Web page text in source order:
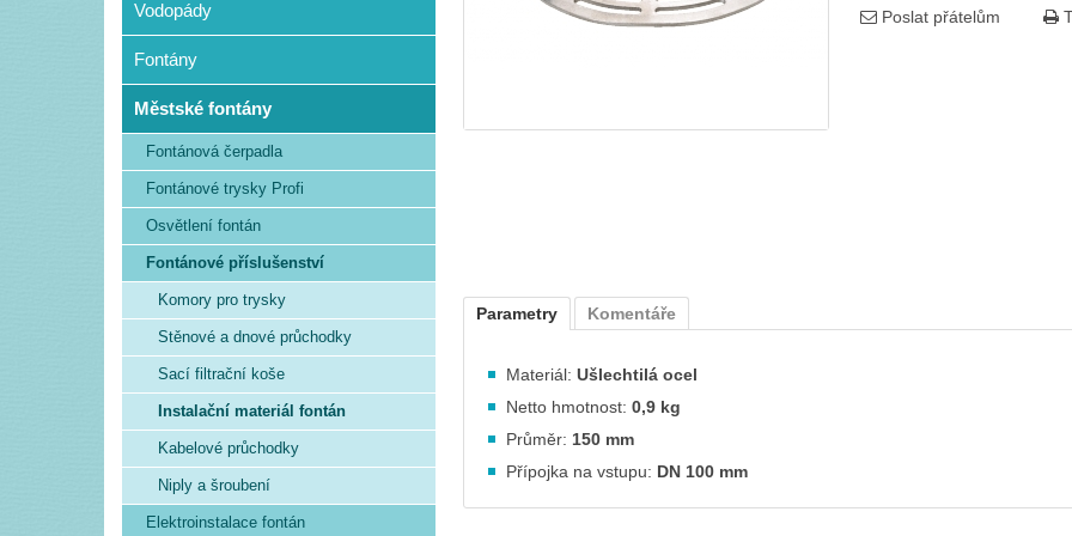
Poslat přátelům
Parametry Komentáře
Materiál: Ušlechtilá ocel
Netto hmotnost: 0,9 kg
Průměr: 150 mm
Přípojka na vstupu: DN 100 mm
Vodopády
Fontány
Městské fontány
Fontánová čerpadla
Fontánové trysky Profi
Osvětlení fontán
Fontánové příslušenství
Komory pro trysky
Stěnové a dnové průchodky
Sací filtrační koše
Instalační materiál fontán
Kabelové průchodky
Niply a šroubení
Elektroinstalace fontán